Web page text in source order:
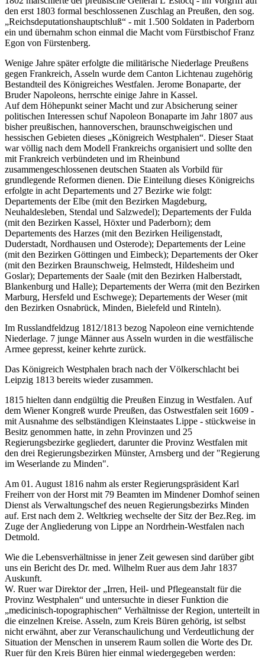
den erst 1803 formal beschlossenen Zuschlag an Preußen, den sog.
„Reichsdeputationshauptschluß“ - mit 1.500 Soldaten in Paderborn
ein und übernahm schon einmal die Macht vom Fürstbischof Franz
Egon von Fürstenberg.
Wenige Jahre später erfolgte die militärische Niederlage Preußens
gegen Frankreich, Asseln wurde dem Canton Lichtenau zugehörig
Bestandteil des Königreiches Westfalen. Jerome Bonaparte, der
Bruder Napoleons, herrschte einige Jahre in Kassel.
Auf dem Höhepunkt seiner Macht und zur Absicherung seiner
politischen Interessen schuf Napoleon Bonaparte im Jahr 1807 aus
bisher preußischen, hannoverschen, braunschweigischen und
hessischen Gebieten dieses „Königreich Westphalen“. Dieser Staat
war völlig nach dem Modell Frankreichs organisiert und sollte den
mit Frankreich verbündeten und im Rheinbund
zusammengeschlossenen deutschen Staaten als Vorbild für
grundlegende Reformen dienen. Die Einteilung dieses Königreichs
erfolgte in acht Departements und 27 Bezirke wie folgt:
Departements der Elbe (mit den Bezirken Magdeburg,
Neuhaldesleben, Stendal und Salzwedel); Departements der Fulda
(mit den Bezirken Kassel, Höxter und Paderborn); dem
Departements des Harzes (mit den Bezirken Heiligenstadt,
Duderstadt, Nordhausen und Osterode); Departements der Leine
(mit den Bezirken Göttingen und Eimbeck); Departements der Oker
(mit den Bezirken Braunschweig, Helmstedt, Hildesheim und
Goslar); Departements der Saale (mit den Bezirken Halberstadt,
Blankenburg und Halle); Departements der Werra (mit den Bezirken
Marburg, Hersfeld und Eschwege); Departements der Weser (mit
den Bezirken Osnabrück, Minden, Bielefeld und Rinteln).
Im Russlandfeldzug 1812/1813 bezog Napoleon eine vernichtende
Niederlage. 7 junge Männer aus Asseln wurden in die westfälische
Armee gepresst, keiner kehrte zurück.
Das Königreich Westphalen brach nach der Völkerschlacht bei
Leipzig 1813 bereits wieder zusammen.
1815 hielten dann endgültig die Preußen Einzug in Westfalen. Auf
dem Wiener Kongreß wurde Preußen, das Ostwestfalen seit 1609 -
mit Ausnahme des selbständigen Kleinstaates Lippe - stückweise in
Besitz genommen hatte, in zehn Provinzen und 25
Regierungsbezirke gegliedert, darunter die Provinz Westfalen mit
den drei Regierungsbezirken Münster, Arnsberg und der "Regierung
im Weserlande zu Minden".
Am 01. August 1816 nahm als erster Regierungspräsident Karl
Freiherr von der Horst mit 79 Beamten im Mindener Domhof seinen
Dienst als Verwaltungschef des neuen Regierungsbezirks Minden
auf. Erst nach dem 2. Weltkrieg wechselte der Sitz der Bez.Reg. im
Zuge der Angliederung von Lippe an Nordrhein-Westfalen nach
Detmold.
Wie die Lebensverhältnisse in jener Zeit gewesen sind darüber gibt
uns ein Bericht des Dr. med. Wilhelm Ruer aus dem Jahr 1837
Auskunft.
W. Ruer war Direktor der „Irren, Heil- und Pflegeanstalt für die
Provinz Westphalen“ und untersuchte in dieser Funktion die
„medicinisch-topographischen“ Verhältnisse der Region, unterteilt in
die einzelnen Kreise. Asseln, zum Kreis Büren gehörig, ist selbst
nicht erwähnt, aber zur Veranschaulichung und Verdeutlichung der
Situation der Menschen in unserem Raum sollen die Worte des Dr.
Ruer für den Kreis Büren hier einmal wiedergegeben werden: